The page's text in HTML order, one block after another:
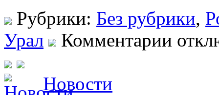
Рубрики: Без рубрики,
Урал
Комментарии
Новости